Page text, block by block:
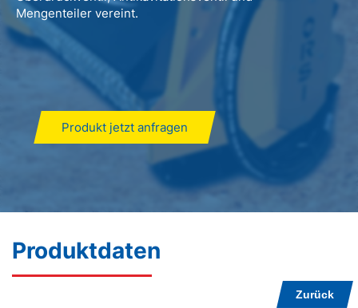
Mengenteiler vereint.
Produkt jetzt anfragen
Produktdaten
Zurück